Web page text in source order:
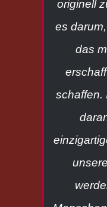
originell
es
das
schaffen.